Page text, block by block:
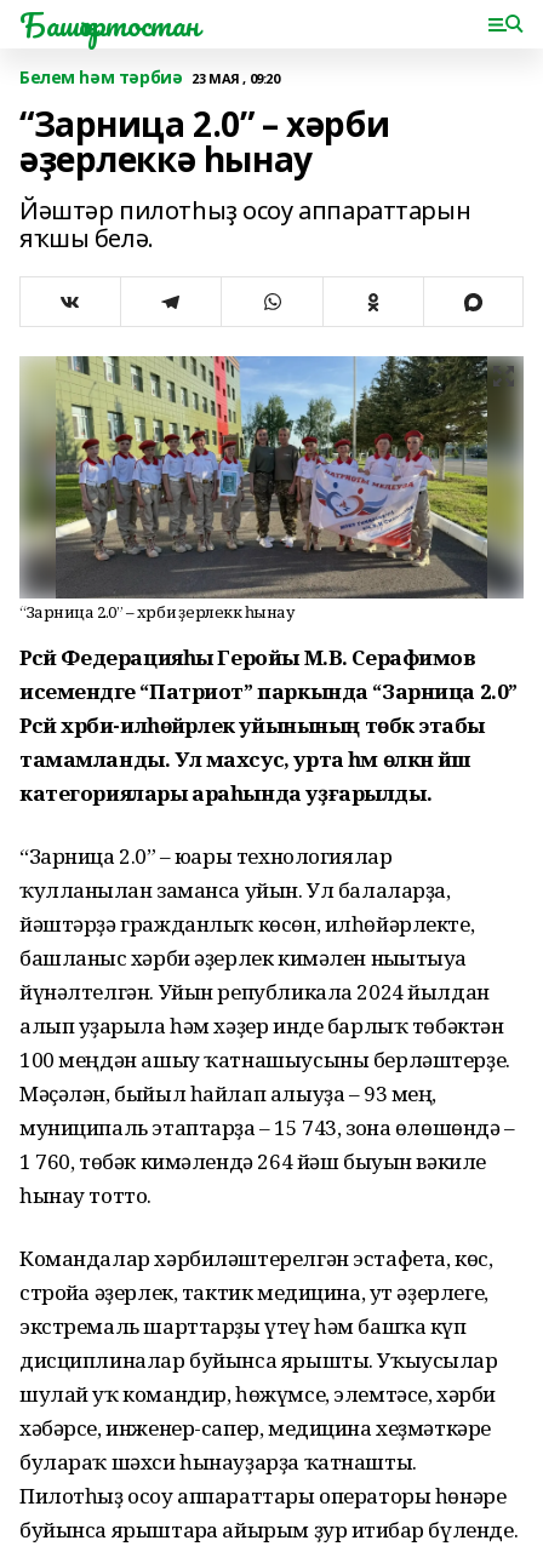
Башҡортостан
Белем һәм тәрбиә 23 МАЯ , 09:20
“Зарница 2.0” – хәрби
әҙерлеккә һынау
Йәштәр пилотһыҙ осоу аппараттарын
яҡшы белә.
“Зарница 2.0” – хәрби әҙерлеккә һынау
Рәсәй Федерацияһы Геройы М.В. Серафимов
исемендәге “Патриот” паркында “Зарница 2.0”
Рәсәй хәрби-илһөйәрлек уйынының төбәк этабы
тамамланды. Ул махсус, урта һәм өлкән йәш
категориялары араһында уҙғарылды.
“Зарница 2.0” – юғары технологиялар
ҡулланылған заманса уйын. Ул балаларҙа,
йәштәрҙә гражданлыҡ көсөн, илһөйәрлекте,
башланғыс хәрби әҙерлек кимәлен нығытыуға
йүнәлтелгән. Уйын републикала 2024 йылдан
алып уҙғарыла һәм хәҙер инде барлыҡ төбәктән
100 меңдән ашыу ҡатнашыусыны берләштерҙе.
Мәҫәлән, быйыл һайлап алыуҙа – 93 мең,
муниципаль этаптарҙа – 15 743, зона өлөшөндә –
1 760, төбәк кимәлендә 264 йәш быуын вәкиле
һынау тотто.
Командалар хәрбиләштерелгән эстафета, көс,
стройға әҙерлек, тактик медицина, ут әҙерлеге,
экстремаль шарттарҙы үтеү һәм башҡа күп
дисциплиналар буйынса ярышты. Уҡыусылар
шулай уҡ командир, һөжүмсе, элемтәсе, хәрби
хәбәрсе, инженер-сапер, медицина хеҙмәткәре
булараҡ шәхси һынауҙарҙа ҡатнашты.
Пилотһыҙ осоу аппараттары операторы һөнәре
буйынса ярыштарға айырым ҙур иғтибар бүленде.